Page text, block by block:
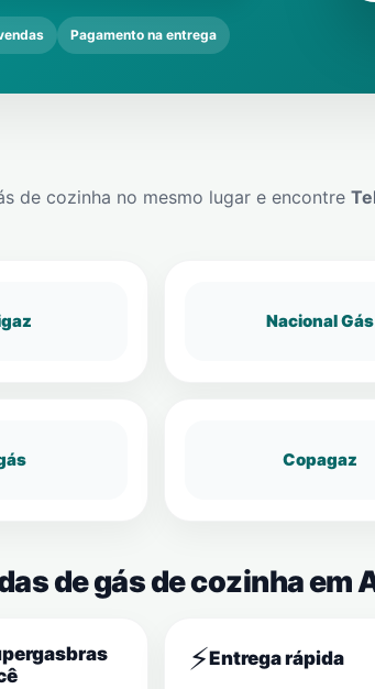
Pagamento na entrega
de cozinha no mesmo lugar e encontre
Nacional Gás
Copagaz
de gás de cozinha em
⚡Entrega rápida